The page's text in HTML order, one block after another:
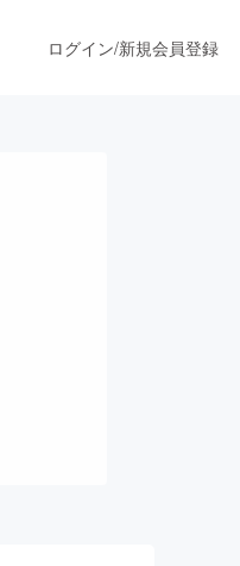
ログイン/新規会員登録